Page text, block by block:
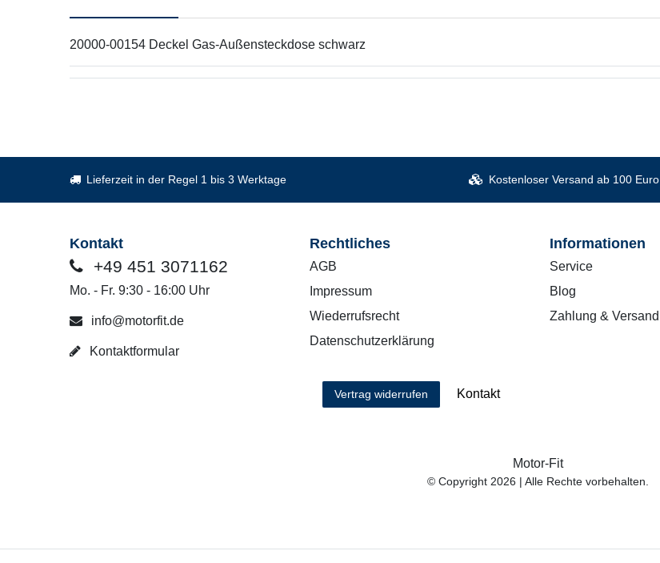
20000-00154 Deckel Gas-Außensteckdose schwarz
Lieferzeit in der Regel 1 bis 3 Werktage Kostenloser Versand ab 100 Euro
Kontakt
+49 451 3071162
Mo. - Fr. 9:30 - 16:00 Uhr
info@motorfit.de
Kontaktformular
Rechtliches
AGB
Impressum
Wiederrufsrecht
Datenschutzerklärung
Vertrag widerrufen Kontakt
Informationen
Service
Blog
Zahlung & Versand
Motor-Fit
© Copyright 2026 | Alle Rechte vorbehalten.